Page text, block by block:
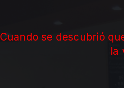
Cuando se descubrió
la